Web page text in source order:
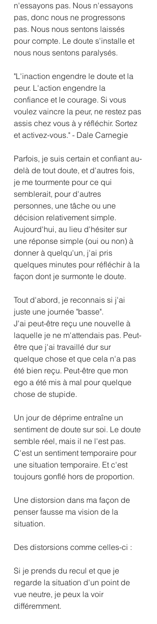
n'essayons pas. Nous n'essayons
pas, donc nous ne progressons
pas. Nous nous sentons laissés
pour compte. Le doute s'installe et
nous nous sentons paralysés.
"L'inaction engendre le doute et la
peur. L'action engendre la
confiance et le courage. Si vous
voulez vaincre la peur, ne restez pas
assis chez vous à y réfléchir. Sortez
et activez-vous." - Dale Carnegie
Parfois, je suis certain et confiant au-
delà de tout doute, et d'autres fois,
je me tourmente pour ce qui
semblerait, pour d'autres
personnes, une tâche ou une
décision relativement simple.
Aujourd'hui, au lieu d'hésiter sur
une réponse simple (oui ou non) à
donner à quelqu'un, j'ai pris
quelques minutes pour réfléchir à la
façon dont je surmonte le doute.
Tout d'abord, je reconnais si j'ai
juste une journée "basse".
J'ai peut-être reçu une nouvelle à
laquelle je ne m'attendais pas. Peut-
être que j'ai travaillé dur sur
quelque chose et que cela n'a pas
été bien reçu. Peut-être que mon
ego a été mis à mal pour quelque
chose de stupide.
Un jour de déprime entraîne un
sentiment de doute sur soi. Le doute
semble réel, mais il ne l'est pas.
C'est un sentiment temporaire pour
une situation temporaire. Et c'est
toujours gonflé hors de proportion.
Une distorsion dans ma façon de
penser fausse ma vision de la
situation.
Des distorsions comme celles-ci :
Si je prends du recul et que je
regarde la situation d'un point de
vue neutre, je peux la voir
différemment.